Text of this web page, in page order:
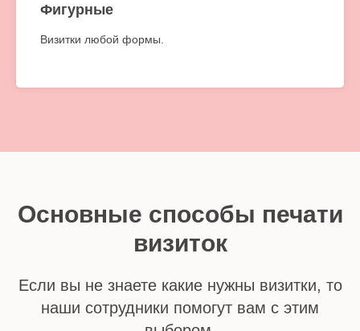
Фигурные
Визитки любой формы.
Основные способы печати
визиток
Если вы не знаете какие нужны визитки, то
наши сотрудники помогут вам с этим